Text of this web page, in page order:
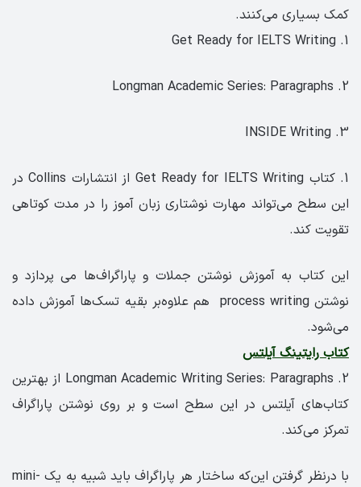
کمک بسیاری می‌کنند.
1. Get Ready for IELTS Writing
2. Longman Academic Series: Paragraphs
3. INSIDE Writing
1. کتاب Get Ready for IELTS Writing از انتشارات Collins در
این سطح می‌تواند مهارت نوشتاری زبان آموز را در مدت کوتاهی
تقویت کند.
این کتاب به آموزش نوشتن جملات و پاراگراف‌ها می پردازد و
نوشتن process writing هم علاوه‌بر بقیه تسک‌ها آموزش داده
می‌شود.
کتاب رایتینگ آیلتس
2. Longman Academic Writing Series: Paragraphs از بهترین
کتاب‌های آیلتس در این سطح است و بر روی نوشتن پاراگراف
تمرکز می‌کند.
با درنظر گرفتن این‌که ساختار هر پاراگراف باید شبیه به یک mini-